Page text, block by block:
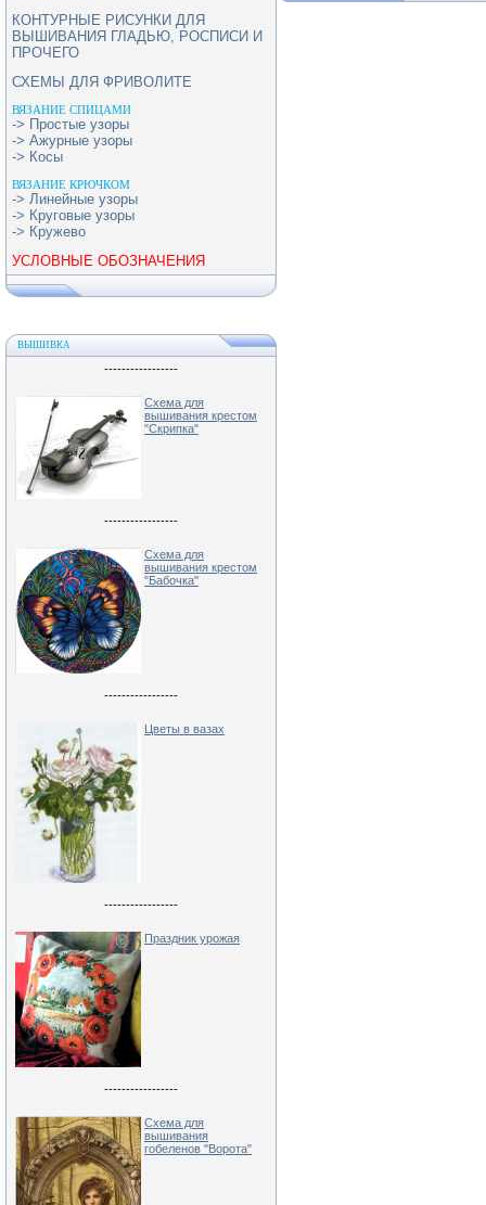
КОНТУРНЫЕ РИСУНКИ ДЛЯ
ВЫШИВАНИЯ ГЛАДЬЮ, РОСПИСИ И
ПРОЧЕГО
СХЕМЫ ДЛЯ ФРИВОЛИТЕ
ВЯЗАНИЕ СПИЦАМИ
-> Простые узоры
-> Ажурные узоры
-> Косы
ВЯЗАНИЕ КРЮЧКОМ
-> Линейные узоры
-> Круговые узоры
-> Кружево
УСЛОВНЫЕ ОБОЗНАЧЕНИЯ
ВЫШИВКА
-----------------
Схема для
вышивания крестом
"Скрипка"
-----------------
Схема для
вышивания крестом
"Бабочка"
-----------------
Цветы в вазах
-----------------
Праздник урожая
-----------------
Схема для
вышивания
гобеленов "Ворота"